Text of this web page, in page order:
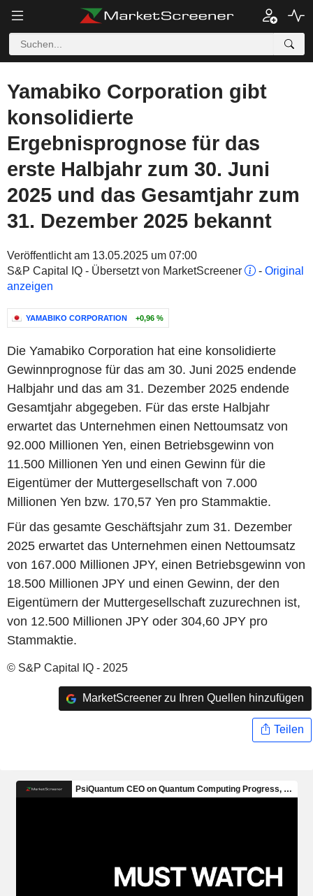
Yamabiko Corporation gibt
konsolidierte
Ergebnisprognose für das
erste Halbjahr zum 30. Juni
2025 und das Gesamtjahr zum
31. Dezember 2025 bekannt
Veröffentlicht am 13.05.2025 um 07:00
S&P Capital IQ - Übersetzt von MarketScreener
- Original
anzeigen
YAMABIKO CORPORATION +0,96 %
Die Yamabiko Corporation hat eine konsolidierte
Gewinnprognose für das am 30. Juni 2025 endende
Halbjahr und das am 31. Dezember 2025 endende
Gesamtjahr abgegeben. Für das erste Halbjahr
erwartet das Unternehmen einen Nettoumsatz von
92.000 Millionen Yen, einen Betriebsgewinn von
11.500 Millionen Yen und einen Gewinn für die
Eigentümer der Muttergesellschaft von 7.000
Millionen Yen bzw. 170,57 Yen pro Stammaktie.
Für das gesamte Geschäftsjahr zum 31. Dezember
2025 erwartet das Unternehmen einen Nettoumsatz
von 167.000 Millionen JPY, einen Betriebsgewinn von
18.500 Millionen JPY und einen Gewinn, der den
Eigentümern der Muttergesellschaft zuzurechnen ist,
von 12.500 Millionen JPY oder 304,60 JPY pro
Stammaktie.
© S&P Capital IQ - 2025
MarketScreener zu Ihren Quellen hinzufügen
Teilen